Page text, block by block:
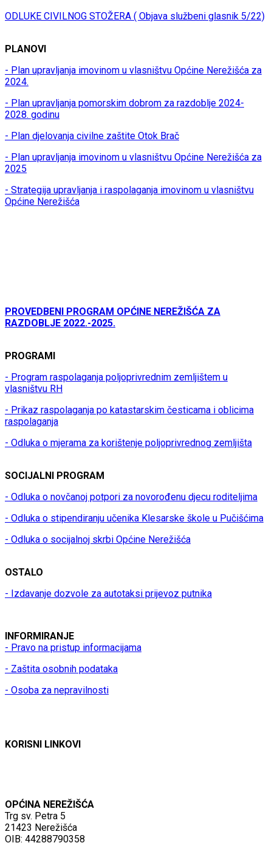
ODLUKE CIVILNOG STOŽERA ( Objava službeni glasnik 5/22)
PLANOVI
- Plan upravljanja imovinom u vlasništvu Općine Nerežišća za
2024.
- Plan upravljanja pomorskim dobrom za razdoblje 2024-
2028. godinu
- Plan djelovanja civilne zaštite Otok Brač
- Plan upravljanja imovinom u vlasništvu Općine Nerežišća za
2025
- Strategija upravljanja i raspolaganja imovinom u vlasništvu
Općine Nerežišća
PROVEDBENI PROGRAM OPĆINE NEREŽIŠĆA ZA
RAZDOBLJE 2022.-2025.
PROGRAMI
- Program raspolaganja poljoprivrednim zemljištem u
vlasništvu RH
- Prikaz raspolaganja po katastarskim česticama i oblicima
raspolaganja
- Odluka o mjerama za korištenje poljoprivrednog zemljišta
SOCIJALNI PROGRAM
- Odluka o novčanoj potpori za novorođenu djecu roditeljima
- Odluka o stipendiranju učenika Klesarske škole u Pučišćima
- Odluka o socijalnoj skrbi Općine Nerežišća
OSTALO
- Izdavanje dozvole za autotaksi prijevoz putnika
INFORMIRANJE
- Pravo na pristup informacijama
- Zaštita osobnih podataka
- Osoba za nepravilnosti
KORISNI LINKOVI
OPĆINA NEREŽIŠĆA
Trg sv. Petra 5
21423 Nerežišća
OIB: 44288790358